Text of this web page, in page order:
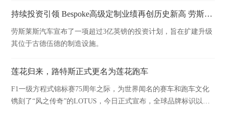
持续投资引领 Bespoke高级定制业绩再创历史新高 劳斯莱斯2024年硕果斐然
劳斯莱斯汽车宣布了一项超过3亿英镑的投资计划，旨在扩建升级
其位于古德伍德的制造设施。
莲花归来，路特斯正式更名为莲花跑车
F1一级方程式锦标赛75周年之际，为世界闻名的赛车和跑车文化
镌刻了“风之传奇”的LOTUS，今日正式宣布，全球品牌标识以及